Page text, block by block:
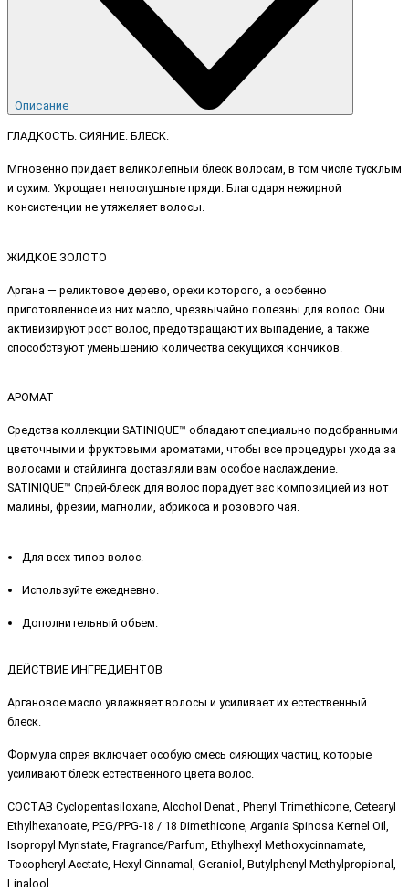
Описание
ГЛАДКОСТЬ. СИЯНИЕ. БЛЕСК.
Мгновенно придает великолепный блеск волосам, в том числе тусклым
и сухим. Укрощает непослушные пряди. Благодаря нежирной
консистенции не утяжеляет волосы.
ЖИДКОЕ ЗОЛОТО
Аргана — реликтовое дерево, орехи которого, а особенно
приготовленное из них масло, чрезвычайно полезны для волос. Они
активизируют рост волос, предотвращают их выпадение, а также
способствуют уменьшению количества секущихся кончиков.
АРОМАТ
Средства коллекции SATINIQUE™ обладают специально подобранными
цветочными и фруктовыми ароматами, чтобы все процедуры ухода за
волосами и стайлинга доставляли вам особое наслаждение.
SATINIQUE™ Спрей-блеск для волос порадует вас композицией из нот
малины, фрезии, магнолии, абрикоса и розового чая.
Для всех типов волос.
Используйте ежедневно.
Дополнительный объем.
ДЕЙСТВИЕ ИНГРЕДИЕНТОВ
Аргановое масло увлажняет волосы и усиливает их естественный
блеск.
Формула спрея включает особую смесь сияющих частиц, которые
усиливают блеск естественного цвета волос.
СОСТАВ Cyclopentasiloxane, Alcohol Denat., Phenyl Trimethicone, Cetearyl
Ethylhexanoate, PEG/PPG-18 / 18 Dimethicone, Argania Spinosa Kernel Oil,
Isopropyl Myristate, Fragrance/Parfum, Ethylhexyl Methoxycinnamate,
Tocopheryl Acetate, Hexyl Cinnamal, Geraniol, Butylphenyl Methylpropional,
Linalool